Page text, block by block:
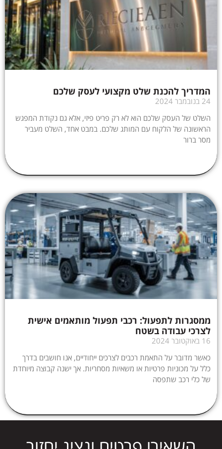
המדריך להכנת שלט מקצועי לעסק שלכם
24 בנובמבר 2024
השלט של העסק שלכם הוא לא רק פריט פיזי, אלא גם נקודת המפגש
הראשונה של הלקוח עם המותג שלכם. במבט אחד, השלט מעביר
מסר ברור
ממסגרות לתפעול: רכבי תפעול מותאמים אישית
לצרכי עבודה בשטח
16 באוקטובר 2024
כאשר מדובר על התאמת רכבים לצרכים ייחודיים, אנו חושבים בדרך
כלל על מכוניות פרטיות או משאיות מסחריות. אך ישנה קבוצה מיוחדת
של כלי רכב שתפסה